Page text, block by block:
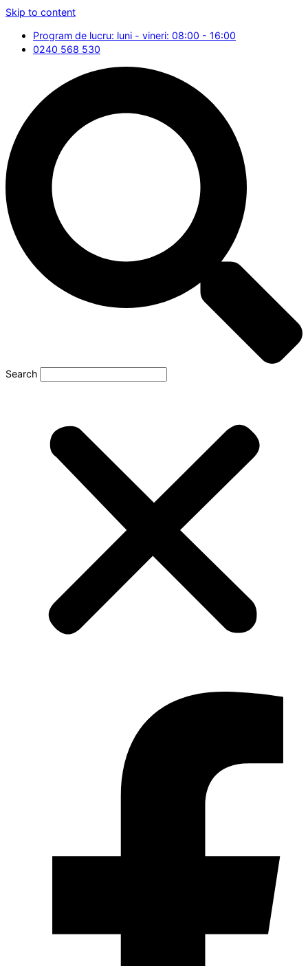
Skip to content
Program de lucru: luni - vineri: 08:00 - 16:00
0240 568 530
Search